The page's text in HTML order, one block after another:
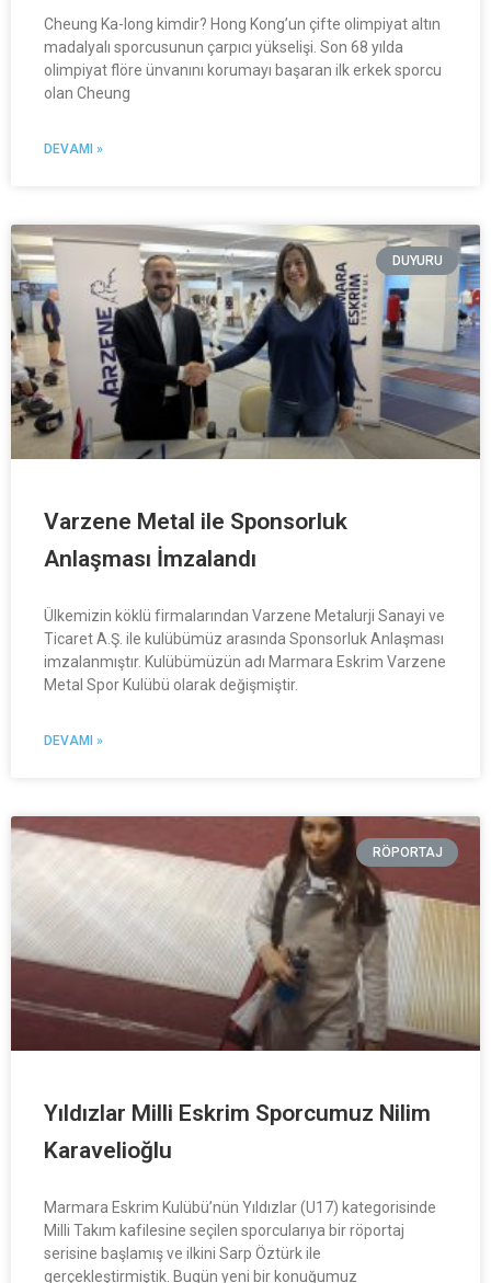
Cheung Ka-long kimdir? Hong Kong’un çifte olimpiyat altın
madalyalı sporcusunun çarpıcı yükselişi. Son 68 yılda
olimpiyat flöre ünvanını korumayı başaran ilk erkek sporcu
olan Cheung
DEVAMI »
DUYURU
Varzene Metal ile Sponsorluk
Anlaşması İmzalandı
Ülkemizin köklü firmalarından Varzene Metalurji Sanayi ve
Ticaret A.Ş. ile kulübümüz arasında Sponsorluk Anlaşması
imzalanmıştır. Kulübümüzün adı Marmara Eskrim Varzene
Metal Spor Kulübü olarak değişmiştir.
DEVAMI »
RÖPORTAJ
Yıldızlar Milli Eskrim Sporcumuz Nilim
Karavelioğlu
Marmara Eskrim Kulübü’nün Yıldızlar (U17) kategorisinde
Milli Takım kafilesine seçilen sporcularıya bir röportaj
serisine başlamış ve ilkini Sarp Öztürk ile
gerçekleştirmiştik. Bugün yeni bir konuğumuz